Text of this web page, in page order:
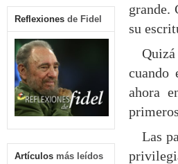
Reflexiones de Fidel
Artículos más leídos
grande.
su
cuando
ahora
Las